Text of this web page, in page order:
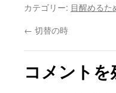
カテゴリー: 目醒めるた
← 切替の時
コメントを